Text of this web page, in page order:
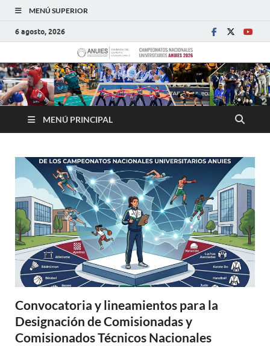
MENÚ SUPERIOR
6 agosto, 2026
MENÚ PRINCIPAL
Convocatoria y lineamientos para la
Designación de Comisionadas y
Comisionados Técnicos Nacionales